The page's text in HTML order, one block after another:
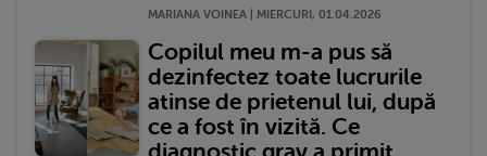
MARIANA VOINEA | MIERCURI, 01.04.2026
Copilul meu m-a pus să
dezinfectez toate lucrurile
atinse de prietenul lui, după
ce a fost în vizită. Ce